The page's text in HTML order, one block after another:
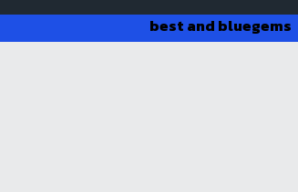
best and bluegems